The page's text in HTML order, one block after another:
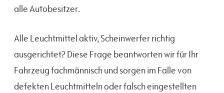
alle Autobesitzer.
Alle Leuchtmittel aktiv, Scheinwerfer richtig
ausgerichtet? Diese Frage beantworten wir für Ihr
Fahrzeug fachmännisch und sorgen im Falle von
defekten Leuchtmitteln oder falsch eingestellten